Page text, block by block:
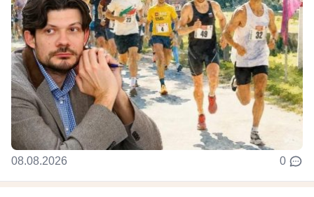
08.08.2026 0